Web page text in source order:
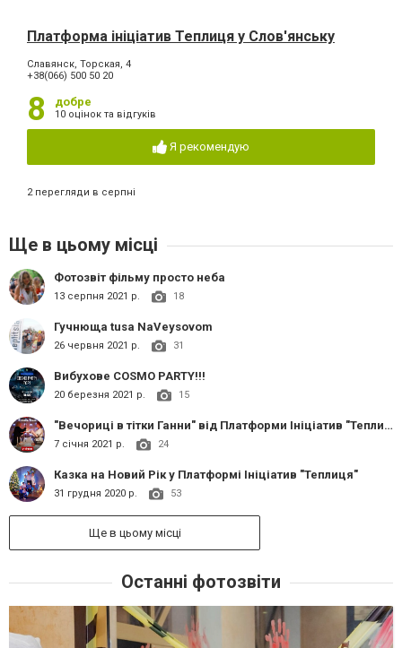
Платформа ініціатив Теплиця у Слов'янську
Славянск, Торская, 4
+38(066) 500 50 20
8 добре
10 оцінок та відгуків
Я рекомендую
2 перегляди в серпні
Ще в цьому місці
Фотозвіт фільму просто неба
13 серпня 2021 р. 18
Гучнюща tusa NaVeysovom
26 червня 2021 р. 31
Вибухове COSMO PARTY!!!
20 березня 2021 р. 15
"Вечориці в тітки Ганни" від Платформи Ініціатив "Теплиця"
7 січня 2021 р. 24
Казка на Новий Рік у Платформі Ініціатив "Теплиця"
31 грудня 2020 р. 53
Ще в цьому місці
Останні фотозвіти